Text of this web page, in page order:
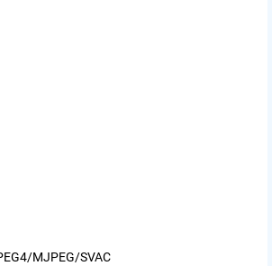
MJPEG/SVAC